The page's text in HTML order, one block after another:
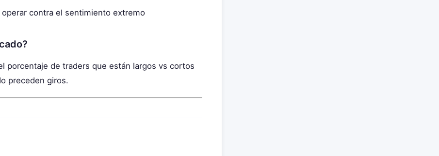
contra el sentimiento extremo
porcentaje de traders que están largos vs cortos
preceden giros.